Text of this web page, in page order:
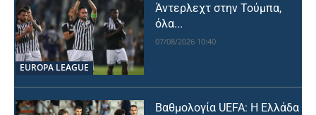
EUROPA LEAGUE
Άντερλεχτ στην Τούμπα,
όλα...
07/08/2026 10:40
Βαθμολογία UEFA: Η Ελλάδα